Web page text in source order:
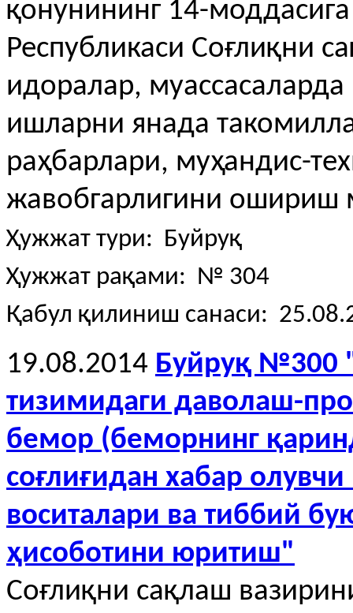
қонунининг 14-
Республикаси Соғлиқни
идоралар,
ишларни янада
раҳбарлари, муҳандис-
жавобгарлигини ошириш
Ҳужжат тури: Буйруқ
Ҳужжат рақами: № 304
Қабул қилиниш санаси:
19.08.2014 Буйруқ №300
тизимидаги даволаш-
бемор (беморнинг
соғлиғидан хабар
воситалари ва тиббий
ҳисоботини юритиш"
Соғлиқни сақлаш